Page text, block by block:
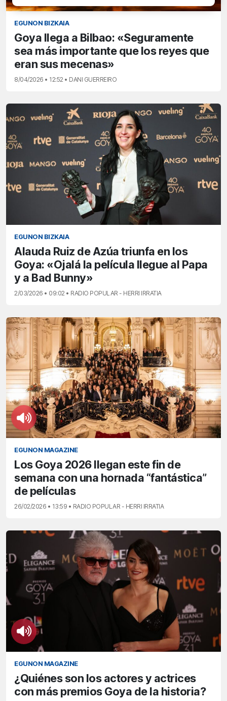
EGUNON BIZKAIA
Goya llega a Bilbao: «Seguramente
sea más importante que los reyes que
eran sus mecenas»
8/04/2026 • 12:52 • DANI GUERREIRO
EGUNON BIZKAIA
Alauda Ruiz de Azúa triunfa en los
Goya: «Ojalá la película llegue al Papa
y a Bad Bunny»
2/03/2026 • 09:02 • RADIO POPULAR - HERRI IRRATIA
EGUNON MAGAZINE
Los Goya 2026 llegan este fin de
semana con una hornada “fantástica”
de películas
26/02/2026 • 13:59 • RADIO POPULAR - HERRI IRRATIA
EGUNON MAGAZINE
¿Quiénes son los actores y actrices
con más premios Goya de la historia?